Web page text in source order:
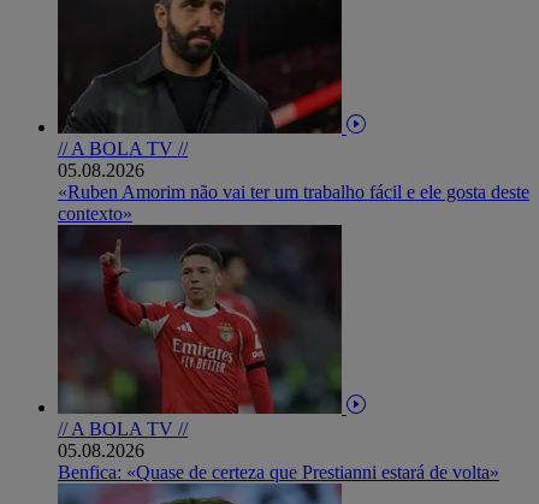
// A BOLA TV //
05.08.2026
«Ruben Amorim não vai ter um trabalho fácil e ele gosta deste
contexto»
// A BOLA TV //
05.08.2026
Benfica: «Quase de certeza que Prestianni estará de volta»